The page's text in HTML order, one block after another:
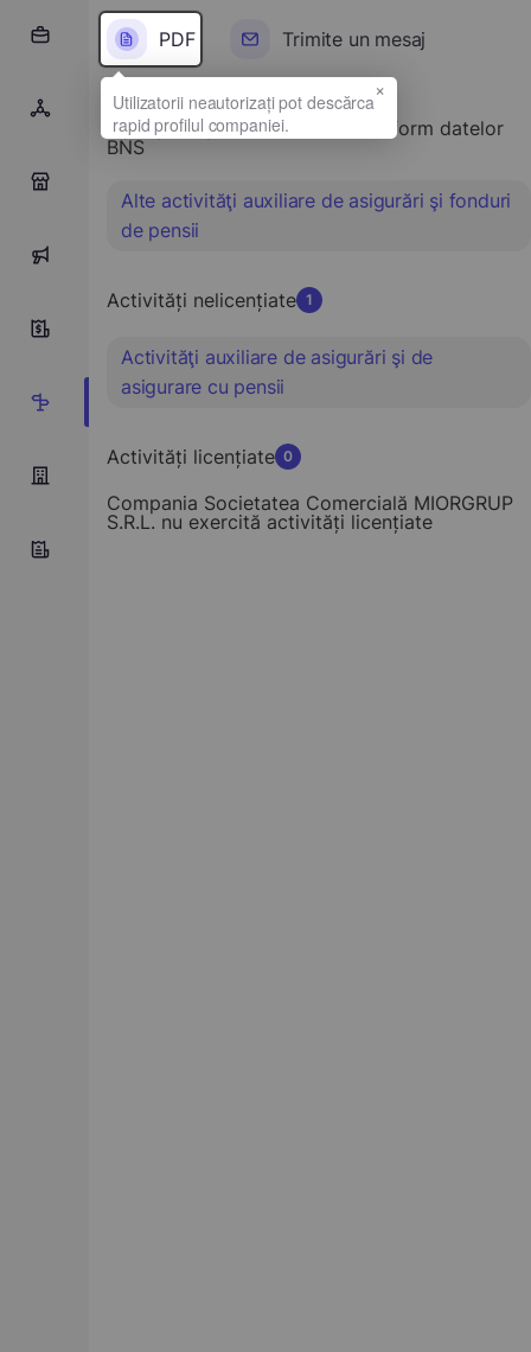
PDF Trimite un mesaj
Tipul principal de activitate conform datelor
BNS
Alte activităţi auxiliare de asigurări şi fonduri
de pensii
Activități nelicențiate 1
Activităţi auxiliare de asigurări şi de
asigurare cu pensii
Activități licențiate 0
Compania Societatea Comercială MIORGRUP
S.R.L. nu exercită activități licențiate
×